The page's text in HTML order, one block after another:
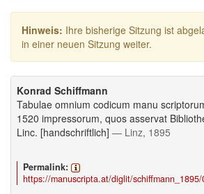
Hinweis: Ihre bisherige Sitzung ist
in einer neuen Sitzung weiter.
Konrad Schiffmann
Tabulae omnium codicum manu
1520 impressorum, quos asservat
Linc. [handschriftlich] — Linz, 1895
Permalink:
https://manuscripta.at/diglit/schiffmann_1895/